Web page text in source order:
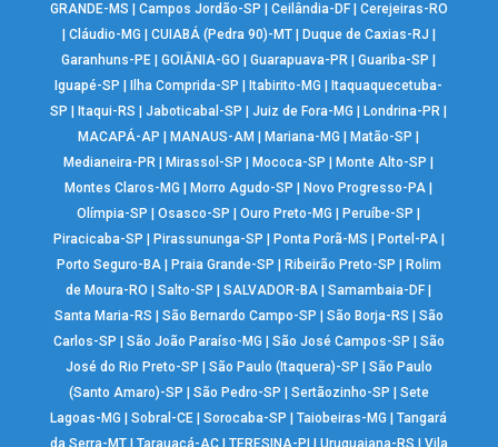
GRANDE-MS
Campos Jordão-SP Ceilândia-DF| Cerejeiras-RO
Cláudio-MG CUIABÁ (Pedra 90)-MT| Duque de Caxias-RJ
Garanhuns-PE |GOIÂNIA-GO |Guarapuava-PR |Guariba-SP
Iguapé-SP
Ilha Comprida-SP Itabirito-MG
Itaquaquecetuba-
SP
Itaqui-RS |Jaboticabal-SP |Juiz de Fora-MG Londrina-PR
MACAPÁ-AP
MANAUS-AM Mariana-MG Matão-SP
Medianeira-PR
Mirassol-SP Mococa-SP Monte Alto-SP
Montes Claros-MG
Morro Agudo-SP Novo Progresso-PA
Olímpia-SP
|Osasco-SP |Ouro Preto-MG Peruíbe-SP
Piracicaba-SP
Pirassununga-SP Ponta Porã-MS Portel-PA|
Porto Seguro-BA| Praia Grande-SP Ribeirão Preto-SP
Rolim
de Moura-RO
|Salto-SP |SALVADOR-BA |Samambaia-DF
Santa Maria-RS
São Bernardo Campo-SP São Borja-RS
São
Carlos-SP
São João Paraíso-MG São José Campos-SP
São
José do Rio Preto-SP
São Paulo (Itaquera)-SP
São Paulo
(Santo Amaro)-SP
São Pedro-SP Sertãozinho-SP
Sete
Lagoas-MG
|Sobral-CE |Sorocaba-SP |Taiobeiras-MG |Tangará